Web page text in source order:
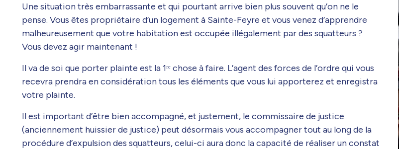
Une situation très embarrassante et qui pourtant arrive bien plus souvent qu’on ne le
pense. Vous êtes propriétaire d’un logement à Sainte-Feyre et vous venez d’apprendre
malheureusement que votre habitation est occupée illégalement par des squatteurs ?
Vous devez agir maintenant !
Il va de soi que porter plainte est la 1ʳᵉ chose à faire. L’agent des forces de l’ordre qui vous
recevra prendra en considération tous les éléments que vous lui apporterez et enregistra
votre plainte.
Il est important d’être bien accompagné, et justement, le commissaire de justice
(anciennement huissier de justice) peut désormais vous accompagner tout au long de la
procédure d’expulsion des squatteurs, celui-ci aura donc la capacité de réaliser un constat